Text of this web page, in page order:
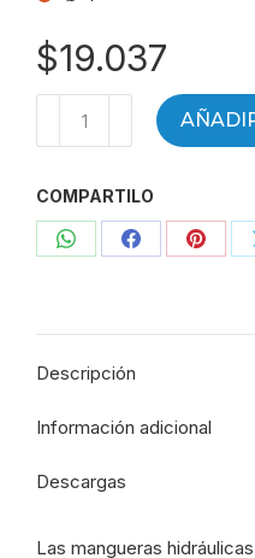
$19.037
1"
-
WP
STUFF
R1-
1-
COMPARTILO
CompartirCompartir
Descripción
Información adicional
Descargas
Las mangueras